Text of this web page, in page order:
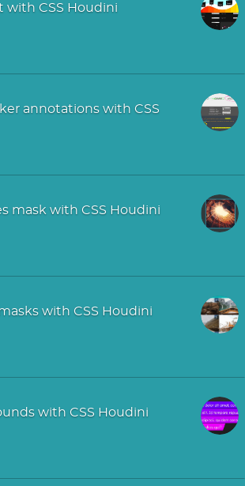
with CSS Houdini
annotations with CSS
mask with CSS Houdini
with CSS Houdini
with CSS Houdini